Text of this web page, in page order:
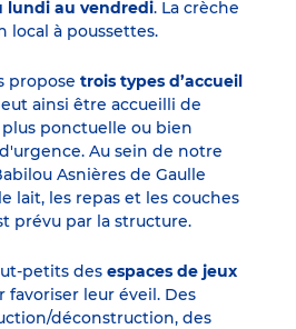
lundi au vendredi. La crèche
local à poussettes.
propose trois types d’accueil
ainsi être accueilli de
ponctuelle ou bien
Au sein de notre
Asnières de Gaulle
lait, les repas et les couches
prévu par la structure.
petits des espaces de jeux
leur éveil. Des
déconstruction, des